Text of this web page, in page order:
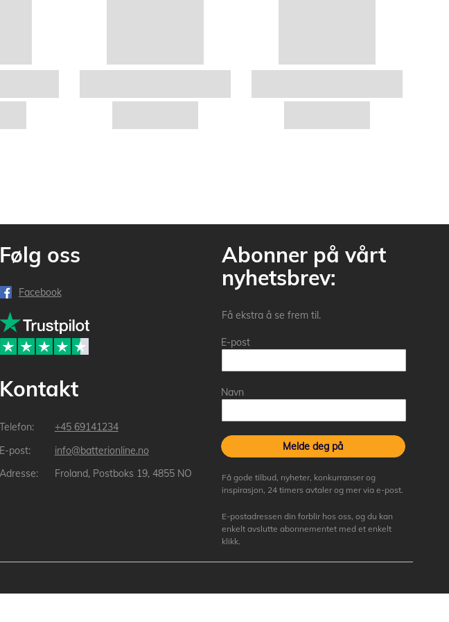
Følg oss
Facebook
Kontakt
+45 69141234
info@batterionline.no
Froland, Postboks 19, 4855 NO
Abonner på vårt
nyhetsbrev:
Få ekstra å se frem til.
E-post
Navn
Melde deg på
Få gode tilbud, nyheter, konkurranser og
inspirasjon, 24 timers avtaler og mer via e-post.
E-postadressen din forblir hos oss, og du kan
enkelt avslutte abonnementet med et enkelt
klikk.